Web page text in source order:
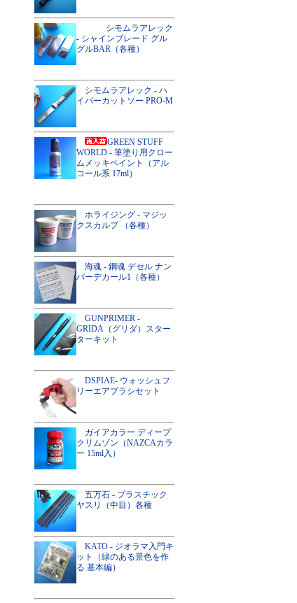
シモムラアレック
- シャインブレード グル
グルBAR（各種）
シモムラアレック - ハ
イパーカットソー PRO-M
GREEN STUFF
WORLD - 筆塗り用クロー
ムメッキペイント（アル
コール系 17ml）
ホライジング - マジッ
クスカルプ （各種）
海魂 - 鋼魂 デセル ナン
バーデカール1（各種）
GUNPRIMER -
GRIDA（グリダ）スター
ターキット
DSPIAE- ウォッシュフ
リーエアブラシセット
ガイアカラー ディープ
クリムゾン（NAZCAカラ
ー 15ml入）
五万石 - プラスチック
ヤスリ（中目）各種
KATO - ジオラマ入門キ
ット（緑のある景色を作
る 基本編）